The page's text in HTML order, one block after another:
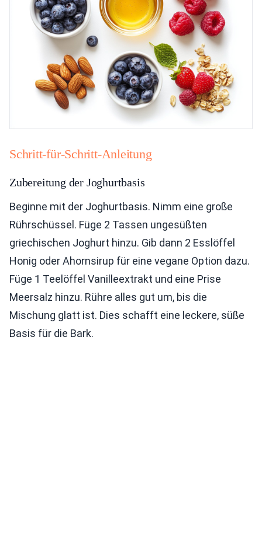
Schritt-für-Schritt-Anleitung
Zubereitung der Joghurtbasis
Beginne mit der Joghurtbasis. Nimm eine große
Rührschüssel. Füge 2 Tassen ungesüßten
griechischen Joghurt hinzu. Gib dann 2 Esslöffel
Honig oder Ahornsirup für eine vegane Option dazu.
Füge 1 Teelöffel Vanilleextrakt und eine Prise
Meersalz hinzu. Rühre alles gut um, bis die
Mischung glatt ist. Dies schafft eine leckere, süße
Basis für die Bark.